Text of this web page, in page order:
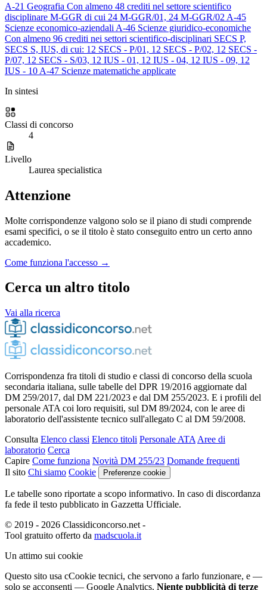
A-21 Geografia Con almeno 48 crediti nel settore scientifico
disciplinare M-GGR di cui 24 M-GGR/01, 24 M-GGR/02 A-45
Scienze economico-aziendali A-46 Scienze giuridico-economiche
Con almeno 96 crediti nei settori scientifico-disciplinari SECS P,
SECS S, IUS, di cui: 12 SECS - P/01, 12 SECS - P/02, 12 SECS -
P/07, 12 SECS - S/03, 12 IUS - 01, 12 IUS - 04, 12 IUS - 09, 12
IUS - 10 A-47 Scienze matematiche applicate
In sintesi
Classi di concorso
4
Livello
Laurea specialistica
Attenzione
Molte corrispondenze valgono solo se il piano di studi comprende
esami specifici, o se il titolo è stato conseguito entro un certo anno
accademico.
Come funziona l'accesso →
Cerca un altro titolo
Vai alla ricerca
Corrispondenza fra titoli di studio e classi di concorso della scuola
secondaria italiana, sulle tabelle del DPR 19/2016 aggiornate dal
DM 259/2017, dal DM 221/2023 e dal DM 255/2023. E i profili del
personale ATA coi loro requisiti, sul DM 89/2024, con le aree di
laboratorio dell'assistente tecnico sull'allegato C al DM 59/2008.
Consulta Elenco classi Elenco titoli Personale ATA Aree di
laboratorio Cerca
Capire Come funziona Novità DM 255/23 Domande frequenti
Il sito Chi siamo Cookie Preferenze cookie
Le tabelle sono riportate a scopo informativo. In caso di discordanza
fa fede il testo pubblicato in Gazzetta Ufficiale.
© 2019 - 2026 Classidiconcorso.net -
Tool gratuito offerto da madscuola.it
Un attimo sui cookie
Questo sito usa cCookie tecnici, che servono a farlo funzionare, e —
solo se acconsenti — Google Analytics. Niente pubblicità di terze